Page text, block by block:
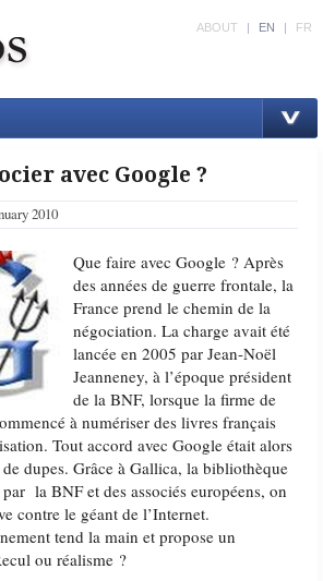
ABOUT | EN | FR
avec Google ?
2010
Que faire avec Google ? Après
des années de guerre frontale, la
France prend le chemin de la
négociation. La charge avait été
lancée en 2005 par Jean-Noël
Jeanneney, à l’époque président
de la BNF, lorsque la firme de
à numériser des livres français
Tout accord avec Google était alors
dupes. Grâce à Gallica, la bibliothèque
la BNF et des associés européens, on
contre le géant de l’Internet.
tend la main et propose un
ou réalisme ?